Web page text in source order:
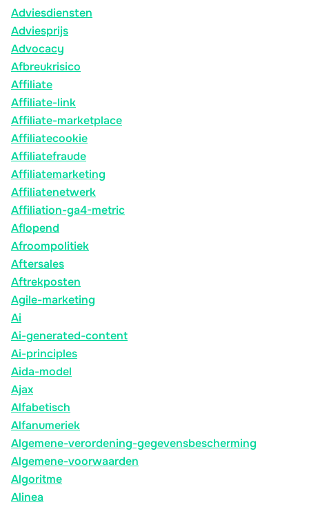
Adviesdiensten
Adviesprijs
Advocacy
Afbreukrisico
Affiliate
Affiliate-link
Affiliate-marketplace
Affiliatecookie
Affiliatefraude
Affiliatemarketing
Affiliatenetwerk
Affiliation-ga4-metric
Aflopend
Afroompolitiek
Aftersales
Aftrekposten
Agile-marketing
Ai
Ai-generated-content
Ai-principles
Aida-model
Ajax
Alfabetisch
Alfanumeriek
Algemene-verordening-gegevensbescherming
Algemene-voorwaarden
Algoritme
Alinea